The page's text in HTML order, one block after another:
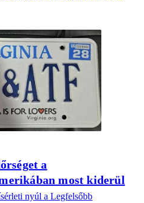
a
most kiderül
nyúl a Legfelsőbb